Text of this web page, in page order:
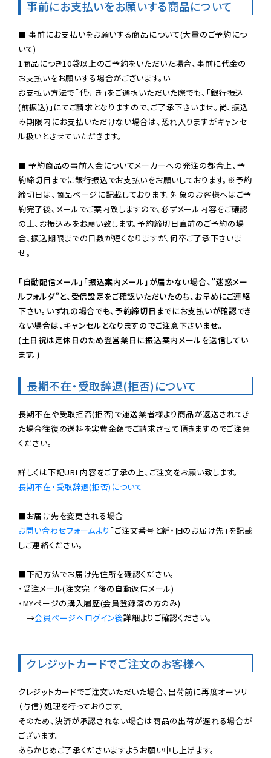
事前にお支払いをお願いする商品について
■ 事前にお支払いをお願いする商品について(大量のご予約につ
いて)
1商品につき10袋以上のご予約をいただいた場合、事前に代金の
お支払いをお願いする場合がございます。い
お支払い方法で「代引き」をご選択いただいた際でも、「銀行振込
(前振込)」にてご請求となりますので、ご了承下さいませ。尚、振込
み期限内にお支払いただけない場合は、恐れ入りますがキャンセ
ル扱いとさせていただきます。
■ 予約商品の事前入金についてメーカーへの発注の都合上、予
約締切日までに銀行振込でお支払いをお願いしております。※予約
締切日は、商品ページに記載しております。対象のお客様へはご予
約完了後、メールでご案内致しますので、必ずメール内容をご確認
の上、お振込みをお願い致します。予約締切日直前のご予約の場
合、振込期限までの日数が短くなりますが、何卒ご了承下さいま
せ。
「自動配信メール」「振込案内メール」が届かない場合、”迷惑メー
ルフォルダ”と、受信設定をご確認いただいたのち、お早めにご連絡
下さい。いずれの場合でも、予約締切日までにお支払いが確認でき
ない場合は、キャンセルとなりますのでご注意下さいませ。
(土日祝は定休日のため翌営業日に振込案内メールを送信してい
ます。)
長期不在・受取辞退(拒否)について
長期不在や受取拒否(拒否)で運送業者様より商品が返送されてき
た場合往復の送料を実費金額でご請求させて頂きますのでご注意
ください。
長期不在・受取辞退(拒否)について
お問い合わせフォームより 「ご注文番号と新・旧のお届け先」を記載
しご連絡ください。
■下記方法でお届け先住所を確認ください。
・受注メール(注文完了後の自動返信メール)
・MYページの購入履歴(会員登録済の方のみ)
→会員ページへログイン後詳細よりご確認ください。
クレジットカードでご注文のお客様へ
クレジットカードでご注文いただいた場合、出荷前に再度オーソリ
（与信）処理を行っております。
そのため、決済が承認されない場合は商品の出荷が遅れる場合が
ございます。
あらかじめご了承くださいますようお願い申し上げます。